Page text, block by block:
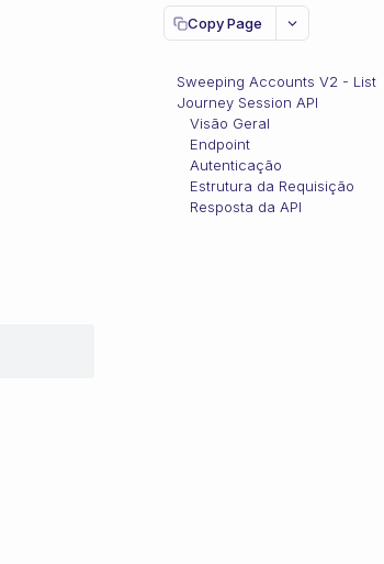
Copy Page
Sweeping Accounts V2 - List
Journey Session API
Visão Geral
Endpoint
Autenticação
Estrutura da Requisição
Resposta da API